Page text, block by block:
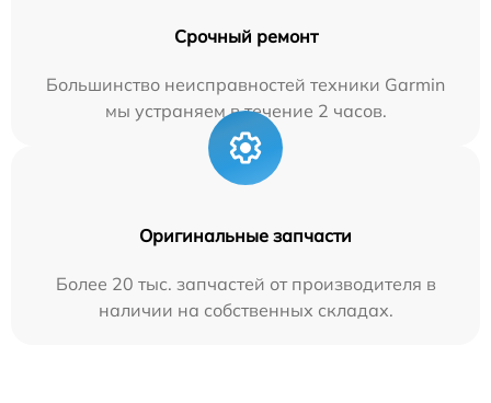
Срочный ремонт
Большинство неисправностей техники Garmin
мы устраняем в течение 2 часов.
Оригинальные запчасти
Более 20 тыс. запчастей от производителя в
наличии на собственных складах.